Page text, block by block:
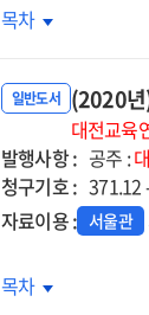
유
교
장
자격
시
도
정책
목차
일반도서 (2020년
대전교육
발행사항 : 공주 :
청구기호 : 371.12
자료이용 : 서울관
(2020년)
목차